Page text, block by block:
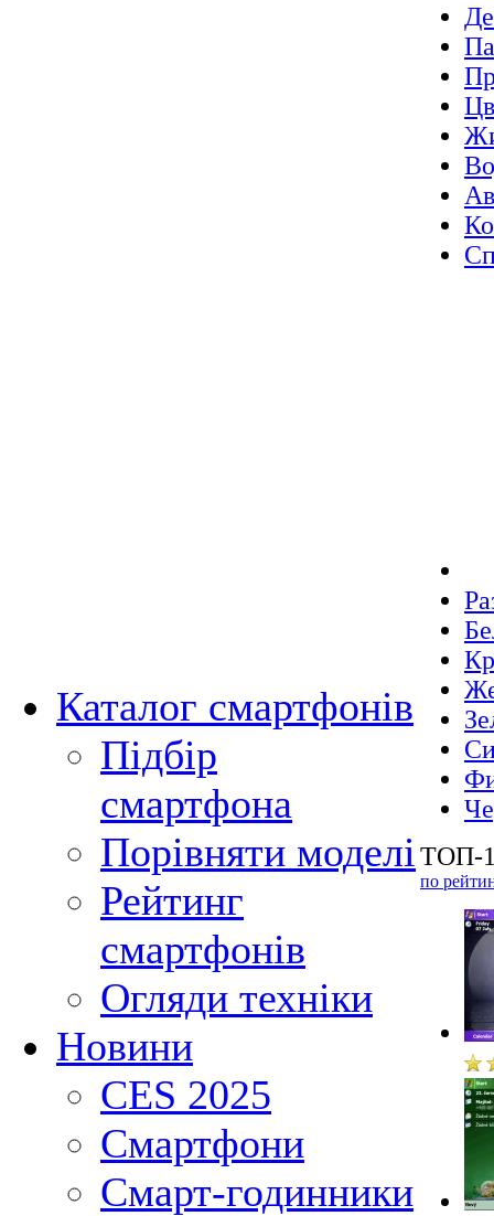
Каталог смартфонів
Підбір
смартфона
Порівняти моделі
Рейтинг
смартфонів
Огляди техніки
Новини
CES 2025
Смартфони
Смарт-годинники
ТОП-
по